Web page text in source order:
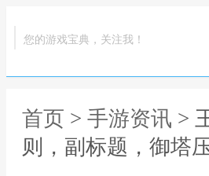
您的游戏宝典，关注我！
首页 > 手游资讯 >
则，副标题，御塔